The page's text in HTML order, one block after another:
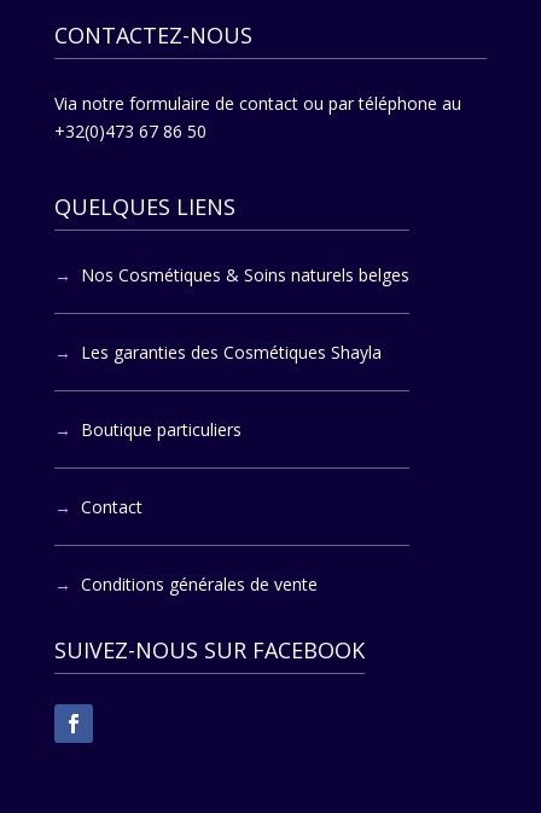
CONTACTEZ-NOUS
Via notre formulaire de contactou par téléphone au
+32(0)473 67 86 50
QUELQUES LIENS
Nos Cosmétiques & Soins naturels belges
Les garanties des Cosmétiques Shayla
Boutique particuliers
Contact
Conditions générales de vente
SUIVEZ-NOUS SUR FACEBOOK